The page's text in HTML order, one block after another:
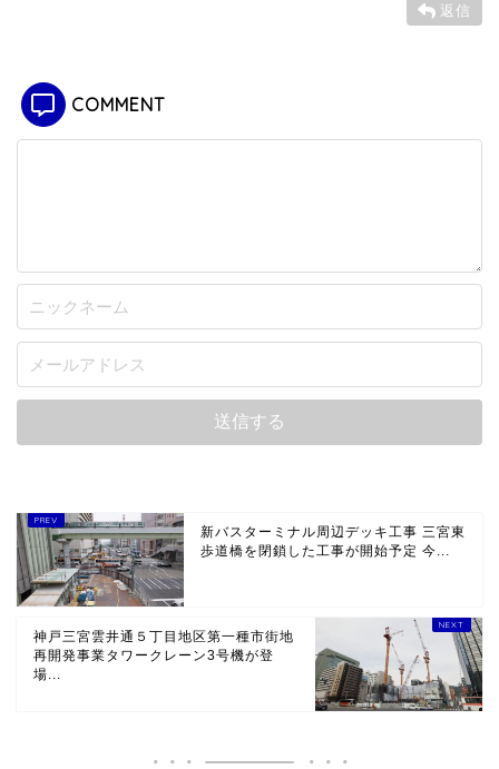
返信
COMMENT
新バスターミナル周辺デッキ工事 三宮東
歩道橋を閉鎖した工事が開始予定 今...
神戸三宮雲井通５丁目地区第一種市街地
再開発事業タワークレーン3号機が登
場...